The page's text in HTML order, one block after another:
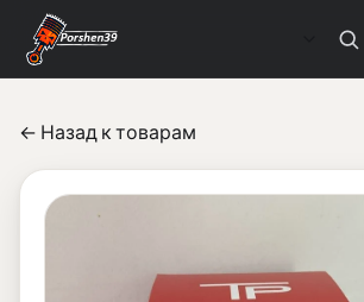
← Назад к товарам